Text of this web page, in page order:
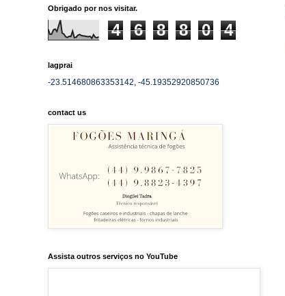
Obrigado por nos visitar.
4 6 8 8 0 4
lagprai
-23.514680863353142, -45.19352920850736
contact us
Assista outros serviços no YouTube